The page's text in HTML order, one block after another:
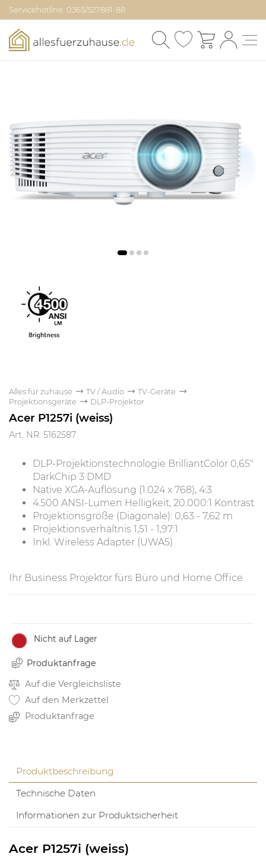
Servicehotline: 0365/527881-88
Alles für zuhause TV / Audio
TV-Geräte
Projektionsgeräte
DLP-Projektor
Acer P1257i (weiss)
Art. NR: 5162587
DLP-Projektionstechnologie BrilliantColor 0,65"
DarkChip 3 DMD
Native XGA-Auflösung (1.024 x 768), 4:3
4.500 ANSI-Lumen Helligkeit, 20.000:1 Kontrast
Projektionsgröße (Diagonale): 0,63 - 7,62 m
Projektionsverhältnis 1,51 - 1,97:1
Inkl. Wireless Adapter (UWA5)
Ihr Business Projektor fürs Büro und Home Office
Nicht auf Lager
Produktanfrage
Auf die Vergleichsliste
Auf den Merkzettel
Produktanfrage
Produktbeschreibung
Technische Daten
Informationen zur Produktsicherheit
Acer P1257i (weiss)